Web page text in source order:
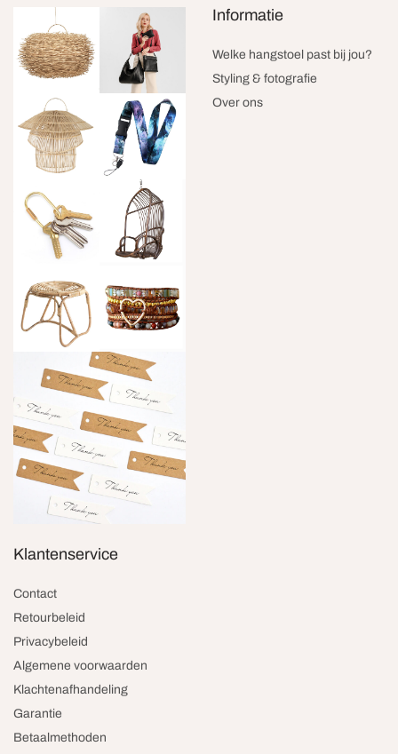
Informatie
Welke hangstoel past bij jou?
Styling & fotografie
Over ons
Klantenservice
Contact
Retourbeleid
Privacybeleid
Algemene voorwaarden
Klachtenafhandeling
Garantie
Betaalmethoden